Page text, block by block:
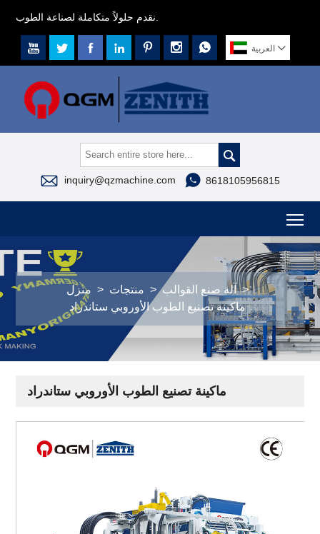
       العربية 

 inquiry@qzmachine.com  8618105956815
منزل > منتجات > آلة صنع القوالب >
ماكينة تصنيع الطوب الأوروبي ستاندراد
ماكينة تصنيع الطوب الأوروبي ستاندراد